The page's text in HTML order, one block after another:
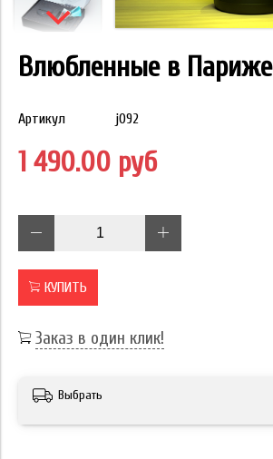
Влюбленные в Париже
Артикул j092
1 490.00 руб
КУПИТЬ
Заказ в один клик!
Выбрать